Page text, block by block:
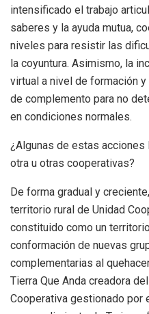
intensificado el trabajo
saberes y la ayuda mutua,
niveles para resistir las
la coyuntura. Asimismo, la
virtual a nivel de formación
de complemento para no
en condiciones normales.
¿Algunas de estas acciones
otra u otras cooperativas?
De forma gradual y
territorio rural de Unidad
constituido como un
conformación de nuevas
complementarias al
Tierra Que Anda creadora
Cooperativa gestionado por